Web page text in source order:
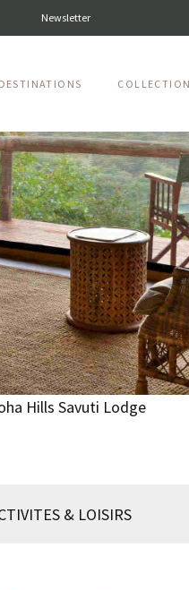
Newsletter
DESTINATIONS
Hills Savuti Lodge
& LOISIRS